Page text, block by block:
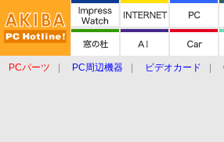
PCパーツ PC周辺機器 ビデオカード